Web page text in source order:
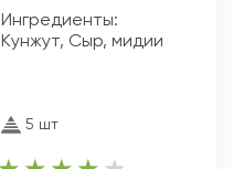
Ингредиенты:
Кунжут, Сыр, мидии
5 шт